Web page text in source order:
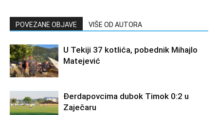
POVEZANE OBJAVE VIŠE OD AUTORA
U Tekiji 37 kotlića, pobednik Mihajlo
Matejević
Đerdapovcima dubok Timok 0:2 u
Zaječaru